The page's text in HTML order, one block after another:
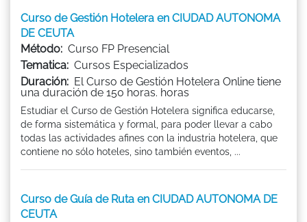
Curso de Gestión Hotelera en CIUDAD AUTONOMA
DE CEUTA
Método: Curso FP Presencial
Tematica: Cursos Especializados
Duración: El Curso de Gestión Hotelera Online tiene
una duración de 150 horas. horas
Estudiar el Curso de Gestión Hotelera significa educarse,
de forma sistemática y formal, para poder llevar a cabo
todas las actividades afines con la industria hotelera, que
contiene no sólo hoteles, sino también eventos, ...
Curso de Guía de Ruta en CIUDAD AUTONOMA DE
CEUTA